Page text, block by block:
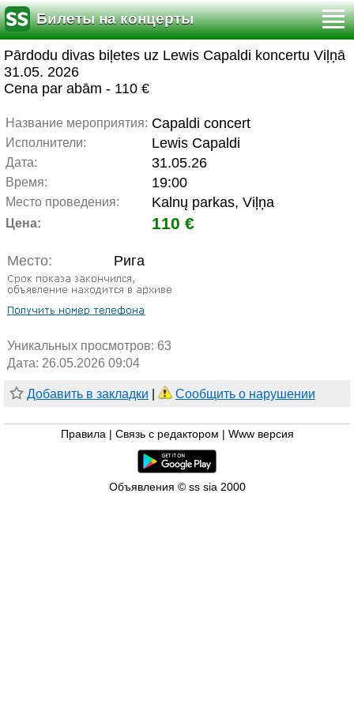
Билеты на концерты
Pārdodu divas biļetes uz Lewis Capaldi koncertu Viļņā
31.05. 2026
Cena par abām - 110 €
Название мероприятия: Capaldi concert
Исполнители: Lewis Capaldi
Дата: 31.05.26
Время: 19:00
Место проведения: Kalnų parkas, Viļņa
Цена: 110 €
Место: Рига
Уникальных просмотров: 63
Дата: 26.05.2026 09:04
Добавить в закладки Сообщить о нарушении
Правила Связь с редактором Www версия
Объявления © ss sia 2000